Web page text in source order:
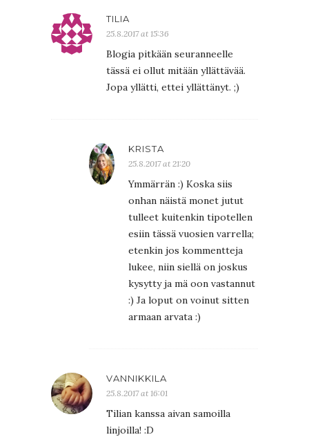
TILIA
25.8.2017 at 15:36
Blogia pitkään seuranneelle
tässä ei ollut mitään yllättävää.
Jopa yllätti, ettei yllättänyt. ;)
KRISTA
25.8.2017 at 21:20
Ymmärrän :) Koska siis
onhan näistä monet jutut
tulleet kuitenkin tipotellen
esiin tässä vuosien varrella;
etenkin jos kommentteja
lukee, niin siellä on joskus
kysytty ja mä oon vastannut
:) Ja loput on voinut sitten
armaan arvata :)
VANNIKKILA
25.8.2017 at 16:01
Tilian kanssa aivan samoilla
linjoilla! :D